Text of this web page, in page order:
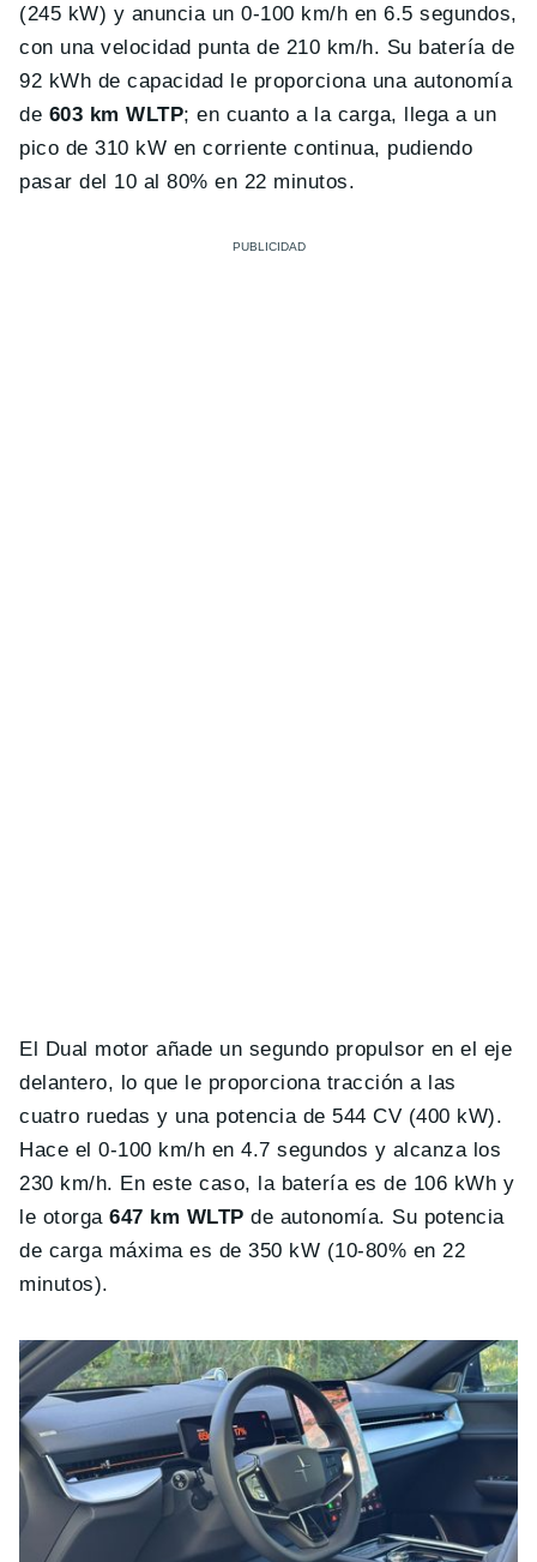
(245 kW) y anuncia un 0-100 km/h en 6.5 segundos,
con una velocidad punta de 210 km/h. Su batería de
92 kWh de capacidad le proporciona una autonomía
de 603 km WLTP; en cuanto a la carga, llega a un
pico de 310 kW en corriente continua, pudiendo
pasar del 10 al 80% en 22 minutos.
El Dual motor añade un segundo propulsor en el eje
delantero, lo que le proporciona tracción a las
cuatro ruedas y una potencia de 544 CV (400 kW).
Hace el 0-100 km/h en 4.7 segundos y alcanza los
230 km/h. En este caso, la batería es de 106 kWh y
le otorga647 km WLTP de autonomía. Su potencia
de carga máxima es de 350 kW (10-80% en 22
minutos).